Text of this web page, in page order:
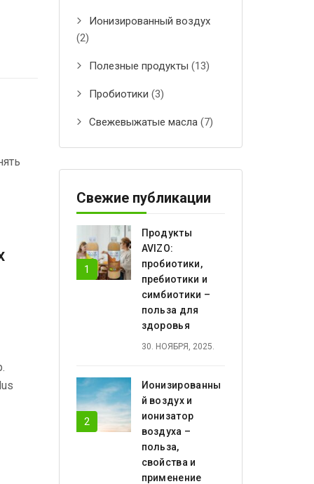
Ионизированный воздух
(2)
Полезные продукты (13)
Пробиотики (3)
Свежевыжатые масла(7)
Свежие публикации
Продукты
AVIZO:
пробиотики,
пребиотики и
симбиотики –
польза для
здоровья
30. НОЯБРЯ, 2025.
Ионизированны
й воздух и
ионизатор
воздуха –
польза,
свойства и
применение